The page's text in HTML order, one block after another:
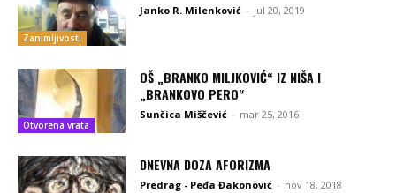
Zanimljivosti
Janko R. Milenković - jul 20, 2019
Otvorena vrata
OŠ „BRANKO MILJKOVIĆ“ IZ NIŠA I
„BRANKOVO PERO“
Sunčica Miščević - mar 25, 2016
DNEVNA DOZA AFORIZMA
Predrag - Peđa Đakonović - nov 18, 2018